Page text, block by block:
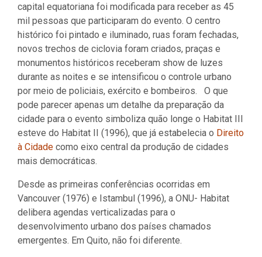
capital equatoriana foi modificada para receber as 45
mil pessoas que participaram do evento. O centro
histórico foi pintado e iluminado, ruas foram fechadas,
novos trechos de ciclovia foram criados, praças e
monumentos históricos receberam show de luzes
durante as noites e se intensificou o controle urbano
por meio de policiais, exército e bombeiros. O que
pode parecer apenas um detalhe da preparação da
cidade para o evento simboliza quão longe o Habitat III
esteve do Habitat II (1996), que já estabelecia o Direito
à Cidade como eixo central da produção de cidades
mais democráticas.
Desde as primeiras conferências ocorridas em
Vancouver (1976) e Istambul (1996), a ONU- Habitat
delibera agendas verticalizadas para o
desenvolvimento urbano dos países chamados
emergentes. Em Quito, não foi diferente.